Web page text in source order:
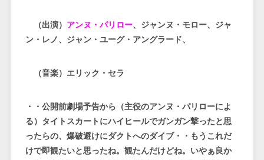
（出演） アンヌ・パリロー、ジャンヌ・モロー、ジャ
ン・レノ、ジャン・ユーグ・アングラード、
（音楽）エリック・セラ
・・公開前劇場予告から（主役のアンヌ・パリローによ
る）タイトスカートにハイヒールでガンガン撃ったと思
ったらの、爆破避けにダクトへのダイブ・・もうこれだ
けで即観たいと思ったね。観たんだけどね。いやぁ良か